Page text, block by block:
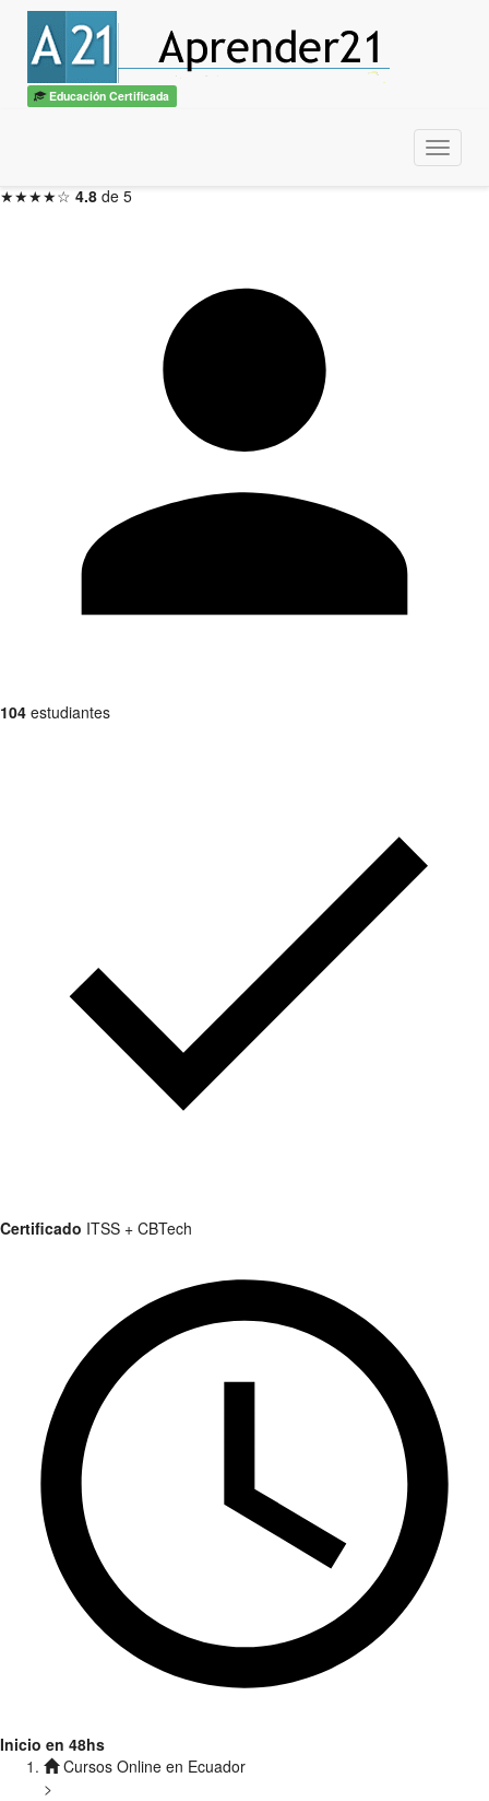
Educación Certificada
Menu
Experto en DevOps
con diplomaITSS / CBTech
★★★★☆ 4.8 de 5
104 estudiantes
Certificado ITSS + CBTech
Inicio en 48hs
Cursos Online en Ecuador
>